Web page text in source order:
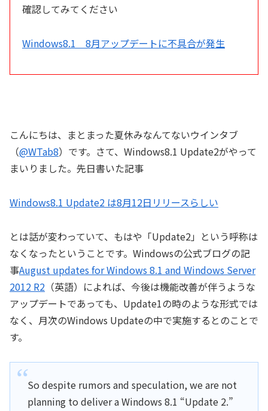
確認してみてください
Windows8.1 8月アップデートに不具合が発生
こんにちは、まとまった夏休みなんてないウインタブ
（@WTab8）です。さて、Windows8.1 Update2がやって
まいりました。先日書いた記事
Windows8.1 Update2 は8月12日リリースらしい
とは話が変わっていて、もはや「Update2」という呼称は
なくなったということです。Windowsの公式ブログの記
事August updates for Windows 8.1 and Windows Server
2012 R2 （英語）によれば、今後は機能改善が伴うような
アップデートであっても、Update1の時のような形式では
なく、月次のWindows Updateの中で実施するとのことで
す。
So despite rumors and speculation, we are not
planning to deliver a Windows 8.1 “Update 2.”